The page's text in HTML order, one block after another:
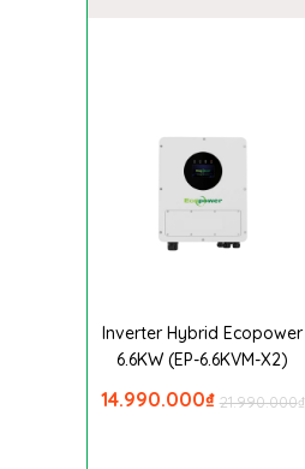
Inverter Hybrid Ecopower
6.6KW (EP-6.6KVM-X2)
₫
21.990.000
₫
14.990.000